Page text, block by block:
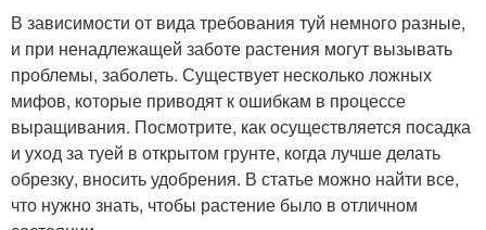
В зависимости от вида требования туй немного разные,
и при ненадлежащей заботе растения могут вызывать
проблемы, заболеть. Существует несколько ложных
мифов, которые приводят к ошибкам в процессе
выращивания. Посмотрите, как осуществляется посадка
и уход за туей в открытом грунте, когда лучше делать
обрезку, вносить удобрения. В статье можно найти все,
что нужно знать, чтобы растение было в отличном